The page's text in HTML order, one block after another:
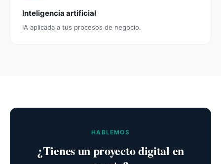
Inteligencia artificial
IA aplicada a tus procesos de negocio.
HABLEMOS
¿Tienes un proyecto digital en